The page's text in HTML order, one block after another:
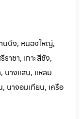
นบึง, หนองใหญ่,
าชา, เกาะสีชัง,
บางแสน, แหลม
นาจอมเทียน, เครือ